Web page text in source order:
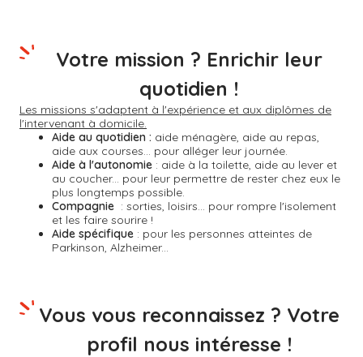
Les missions s'adaptent à l'expérience et aux diplômes de
l'intervenant à domicile.
Aide au quotidien : aide ménagère, aide au repas,
aide aux courses... pour alléger leur journée.
Aide à l'autonomie : aide à la toilette, aide au lever et
au coucher... pour leur permettre de rester chez eux le
plus longtemps possible.
Compagnie : sorties, loisirs... pour rompre l'isolement
et les faire sourire !
Aide spécifique : pour les personnes atteintes de
Parkinson, Alzheimer...
Votre mission ? Enrichir leur
quotidien !
Vous vous reconnaissez ? Votre
profil nous intéresse !